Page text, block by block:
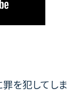
を犯してしま